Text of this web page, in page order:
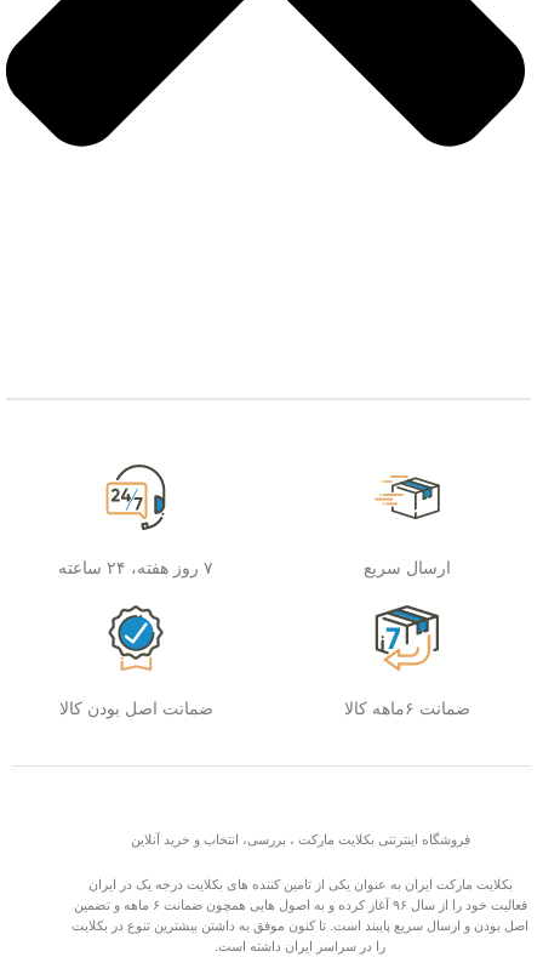
ارسال سریع ۷ روز هفته، ۲۴ ساعته
ضمانت ۶ماهه کالا ضمانت اصل بودن کالا
فروشگاه اینترنتی بکلایت مارکت ، بررسی، انتخاب و خرید آنلاین
بکلایت مارکت ایران به عنوان یکی از تامین کننده های بکلایت درجه یک در ایران
فعالیت خود را از سال ۹۶ آغاز کرده و به اصول هایی همچون ضمانت ۶ ماهه و تضمین
اصل بودن و ارسال سریع پایبند است. تا کنون موفق به داشتن بیشترین تنوع در بکلایت
را در سراسر ایران داشته است.